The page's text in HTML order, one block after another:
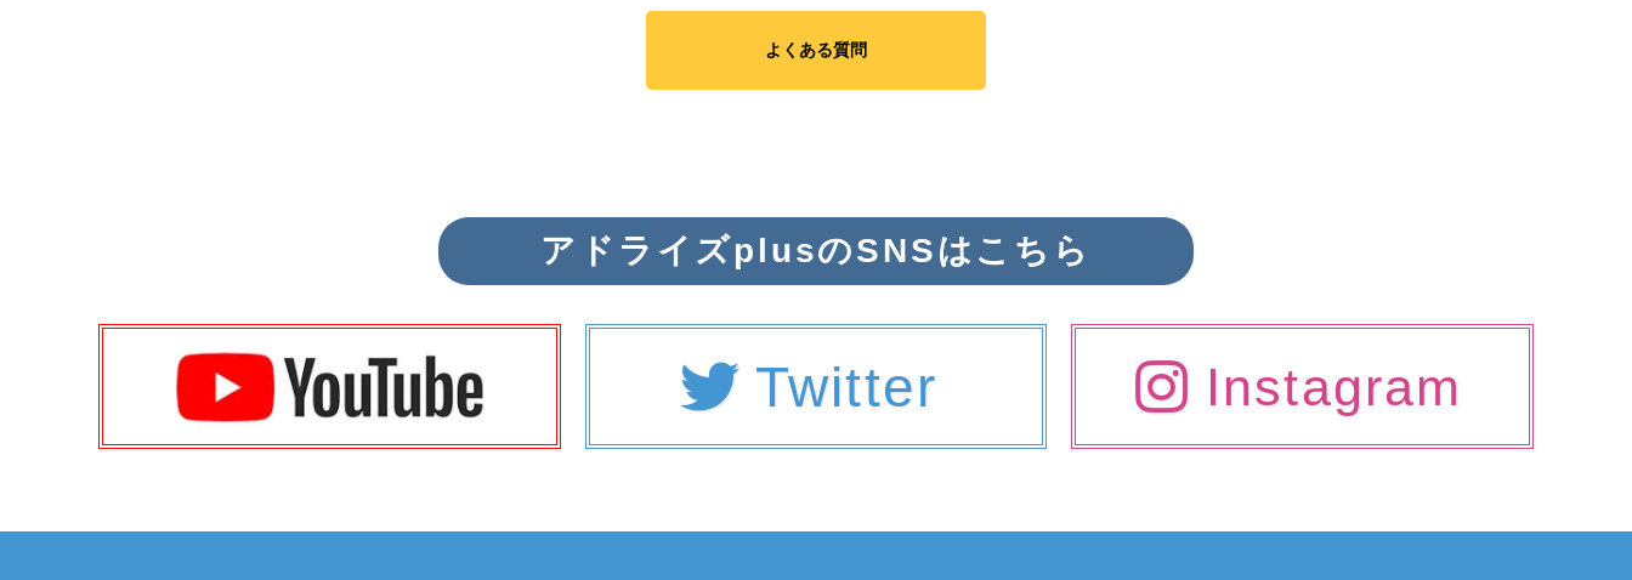
よくある質問
アドライズplusのSNSはこちら
Twitter Instagram